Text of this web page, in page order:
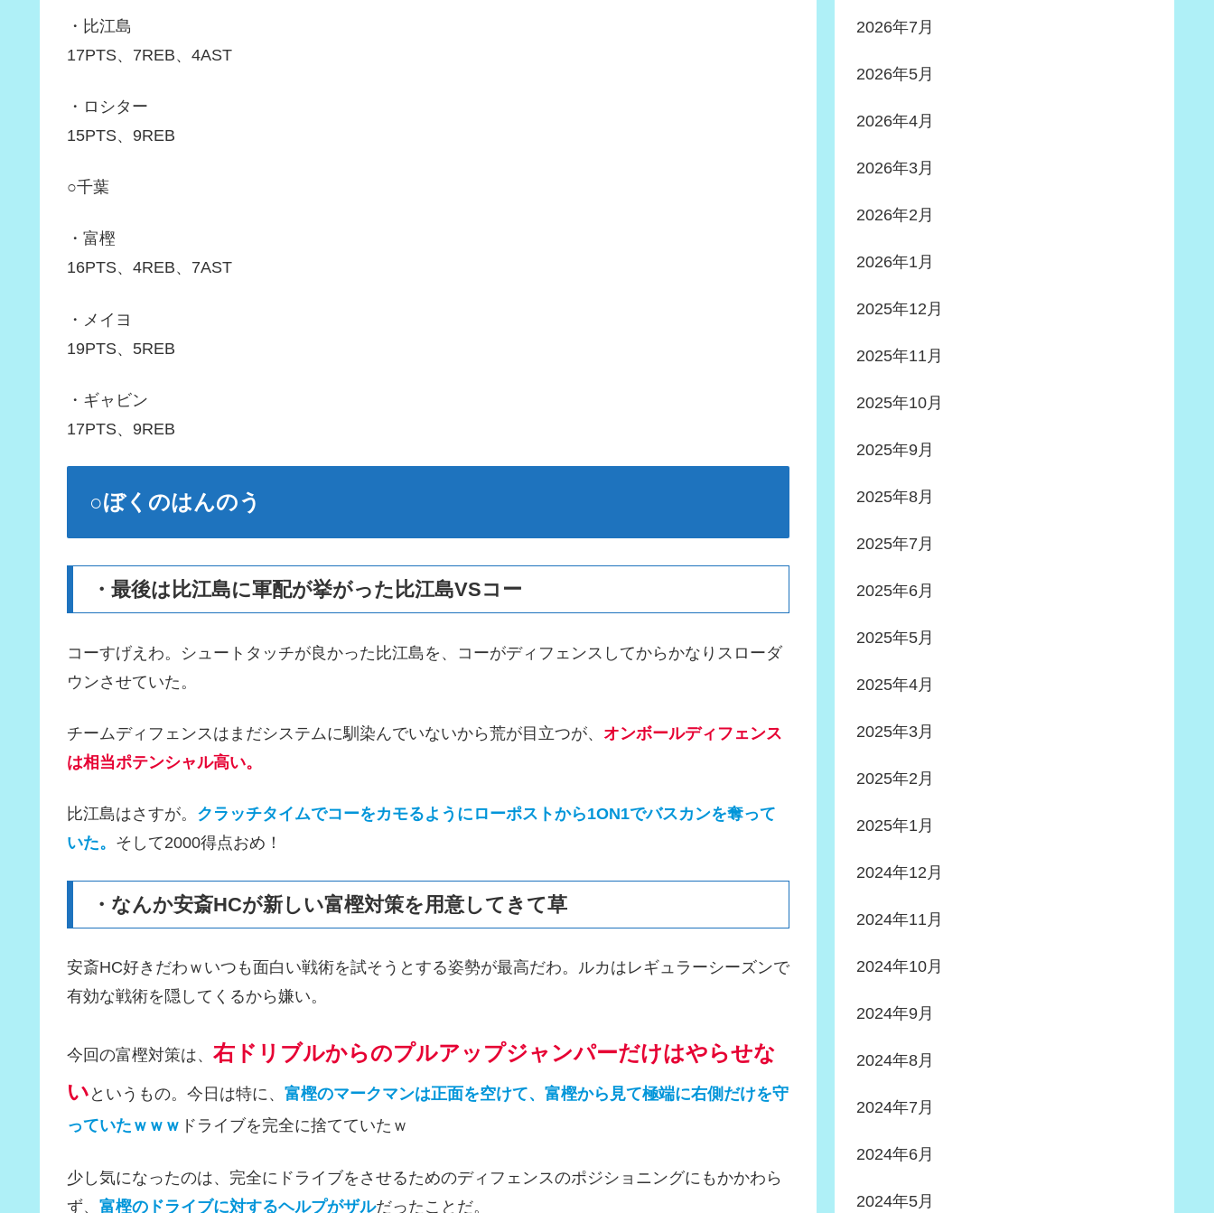
・比江島
17PTS、7REB、4AST
・ロシター
15PTS、9REB
○千葉
・富樫
16PTS、4REB、7AST
・メイヨ
19PTS、5REB
・ギャビン
17PTS、9REB
○ぼくのはんのう
・最後は比江島に軍配が挙がった比江島VSコー
コーすげえわ。シュートタッチが良かった比江島を、コーがディフェンスしてからかなりスローダ
ウンさせていた。
チームディフェンスはまだシステムに馴染んでいないから荒が目立つが、 オンボールディフェンス
は相当ポテンシャル高い。
比江島はさすが。 クラッチタイムでコーをカモるようにローポストから1ON1でバスカンを奪って
いた。 そして2000得点おめ！
・なんか安斎HCが新しい富樫対策を用意してきて草
安斎HC好きだわｗいつも面白い戦術を試そうとする姿勢が最高だわ。ルカはレギュラーシーズンで
有効な戦術を隠してくるから嫌い。
今回の富樫対策は、 右ドリブルからのプルアップジャンパーだけはやらせな
い というもの。今日は特に、 富樫のマークマンは正面を空けて、富樫から見て極端に右側だけを守
っていたｗｗｗ ドライブを完全に捨てていたｗ
少し気になったのは、完全にドライブをさせるためのディフェンスのポジショニングにもかかわら
ず、 富樫のドライブに対するヘルプがザルだったことだ。
2026年7月
2026年5月
2026年4月
2026年3月
2026年2月
2026年1月
2025年12月
2025年11月
2025年10月
2025年9月
2025年8月
2025年7月
2025年6月
2025年5月
2025年4月
2025年3月
2025年2月
2025年1月
2024年12月
2024年11月
2024年10月
2024年9月
2024年8月
2024年7月
2024年6月
2024年5月